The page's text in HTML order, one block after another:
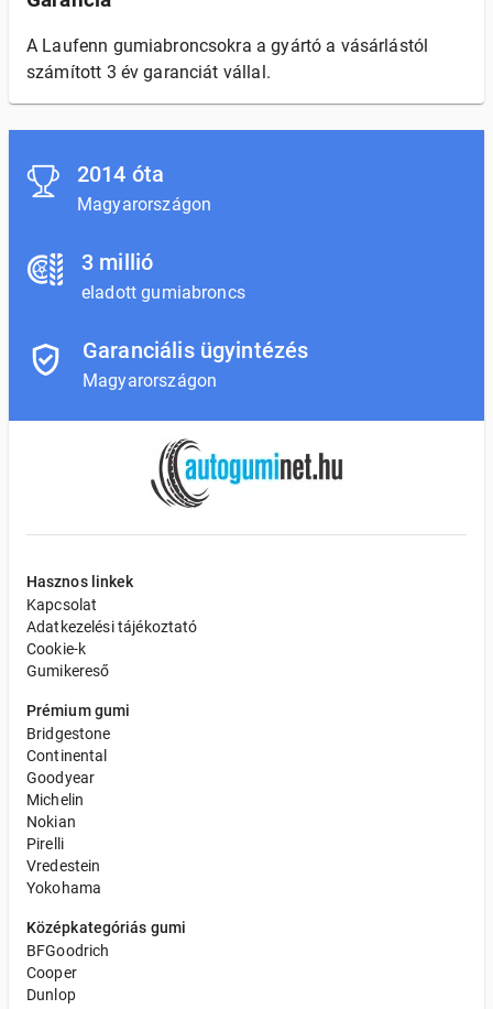
A Laufenn gumiabroncsokra a gyártó a vásárlástól
számított 3 év garanciát vállal.
2014 óta
Magyarországon
3 millió
eladott gumiabroncs
Garanciális ügyintézés
Magyarországon
Hasznos linkek
Kapcsolat
Adatkezelési tájékoztató
Cookie-k
Gumikereső
Prémium gumi
Bridgestone
Continental
Goodyear
Michelin
Nokian
Pirelli
Vredestein
Yokohama
Középkategóriás gumi
BFGoodrich
Cooper
Dunlop